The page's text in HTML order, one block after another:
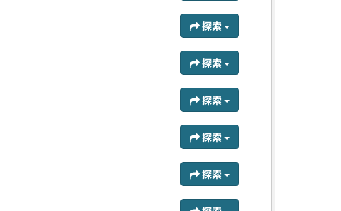
探索
探索
探索
探索
探索